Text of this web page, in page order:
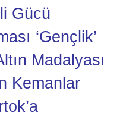
Gücü
‘Gençlik’
Madalyası
Kemanlar